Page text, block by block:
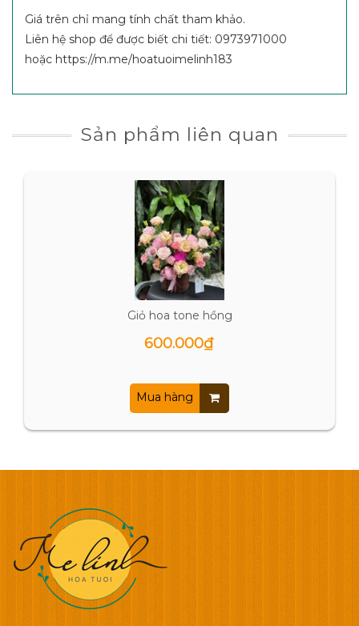
Giá trên chỉ mang tính chất tham khảo.
Liên hệ shop để được biết chi tiết: 0973971000
hoặc https://m.me/hoatuoimelinh183
Sản phẩm liên quan
Giỏ hoa tone hồng
600.000₫
Mua hàng